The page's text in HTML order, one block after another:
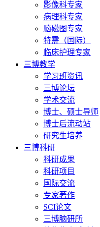
影像科专家
病理科专家
脑磁图专家
特需（国际）
临床护理专家
三博教学
学习班资讯
三博论坛
学术交流
博士、硕士导师
博士后流动站
研究生培养
三博科研
科研成果
科研项目
国际交流
专家著作
SCI论文
三博脑研所